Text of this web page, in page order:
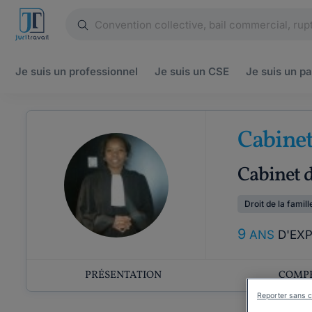
Je suis un professionnel Je suis un CSE Je suis un
Cabinet
Droit de la
9 ANS
PRÉSENTATION
Reporter sans